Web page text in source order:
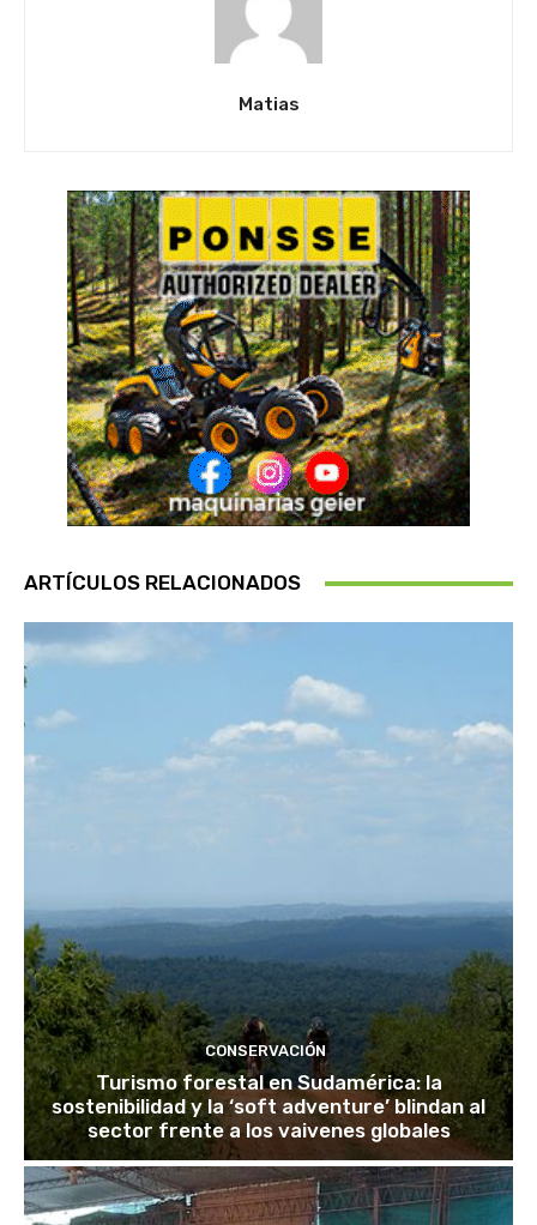
Matias
ARTÍCULOS RELACIONADOS
CONSERVACIÓN
Turismo forestal en Sudamérica: la
sostenibilidad y la ‘soft adventure’ blindan al
sector frente a los vaivenes globales